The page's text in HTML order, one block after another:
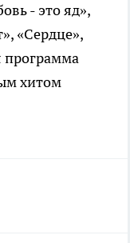
- это яд»,
«Сердце»,
программа
хитом